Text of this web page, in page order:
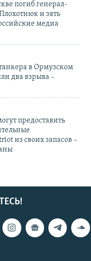
погиб генерал-
и зять
медиа
в Ормузском
два взрыва –
предоставить
из своих запасов –